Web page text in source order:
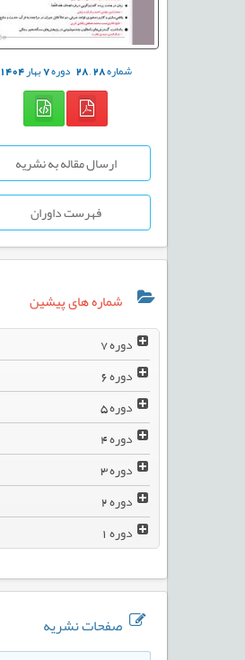
شماره28
,
28 دوره7بهار1404
ارسال مقاله به نشریه
فهرست داوران
شماره های پیشین
دوره
دوره
دوره
دوره
دوره
دوره
دوره
صفحات نشریه